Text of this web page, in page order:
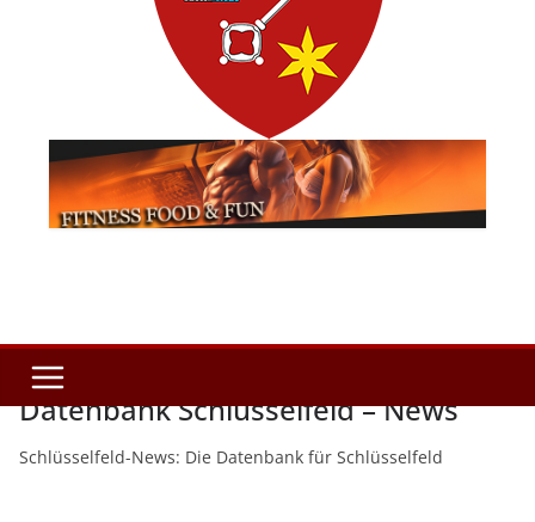
Datenbank Schlüsselfeld – News
Schlüsselfeld-News: Die Datenbank für Schlüsselfeld